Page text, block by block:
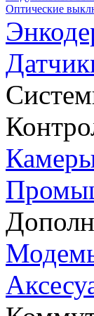
Оптические